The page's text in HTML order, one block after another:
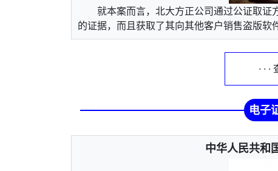
就本案而言，北大方正公司通过公证取
的证据，而且获取了其向其他客户销售盗版
· · ·
电子
中华人民共和